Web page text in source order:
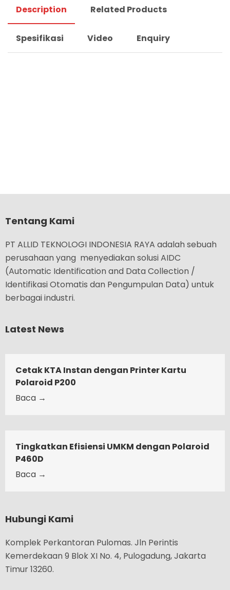
Description Related Products
Spesifikasi Video Enquiry
Tentang Kami
PT ALLID TEKNOLOGI INDONESIA RAYA adalah sebuah
perusahaan yang menyediakan solusi AIDC
(Automatic Identification and Data Collection /
Identifikasi Otomatis dan Pengumpulan Data) untuk
berbagai industri.
Latest News
Cetak KTA Instan dengan Printer Kartu
Polaroid P200
Baca →
Tingkatkan Efisiensi UMKM dengan Polaroid
P460D
Baca →
Hubungi Kami
Komplek Perkantoran Pulomas. Jln Perintis
Kemerdekaan 9 Blok XI No. 4, Pulogadung, Jakarta
Timur 13260.